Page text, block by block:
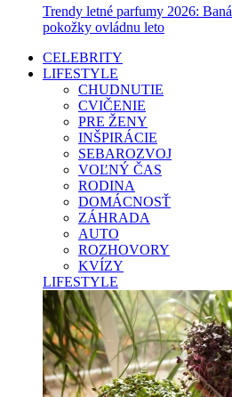
Trendy letné parfumy 2026:
pokožky ovládnu leto
CELEBRITY
LIFESTYLE
CHUDNUTIE
CVIČENIE
PRE ŽENY
INŠPIRÁCIE
SEBAROZVOJ
VOĽNÝ ČAS
RODINA
DOMÁCNOSŤ
ZÁHRADA
AUTO
ROZHOVORY
KVÍZY
LIFESTYLE